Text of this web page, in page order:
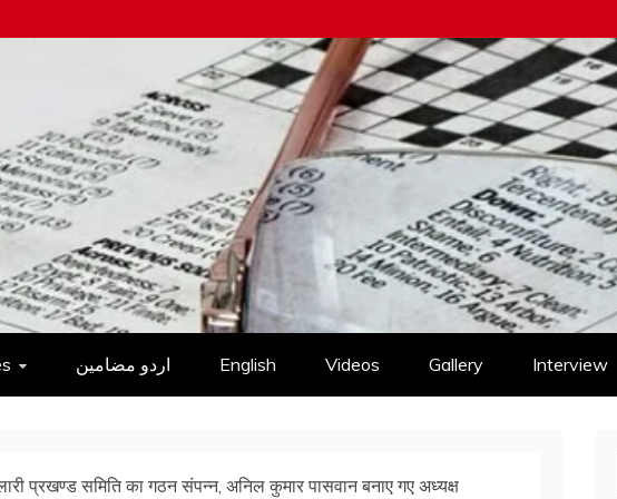
اردو مضامین English Videos Gallery Interview
प्रखण्ड समिति का गठन संपन्न, अनिल कुमार पासवान बनाए गए अध्यक्ष